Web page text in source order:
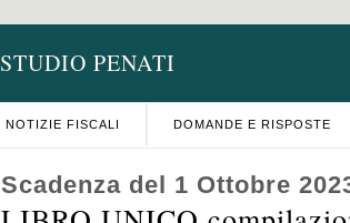
STUDIO PENATI
NOTIZIE FISCALI DOMANDE E RISPOSTE
Scadenza del 1 Ottobre